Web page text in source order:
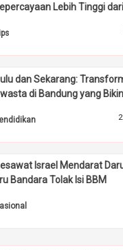
Lebih Tinggi
dan Sekarang:
di Bandung yang
Israel Mendarat
Bandara Tolak Isi BBM